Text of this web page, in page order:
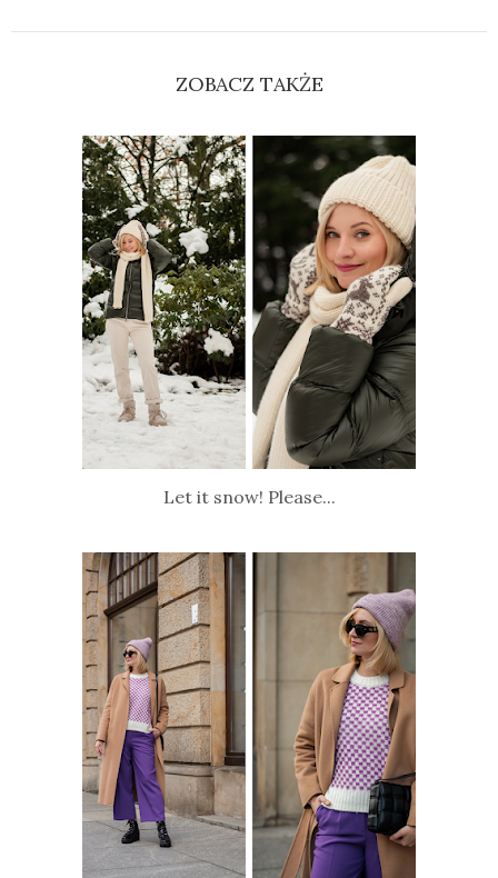
ZOBACZ TAKŻE
Let it snow! Please...